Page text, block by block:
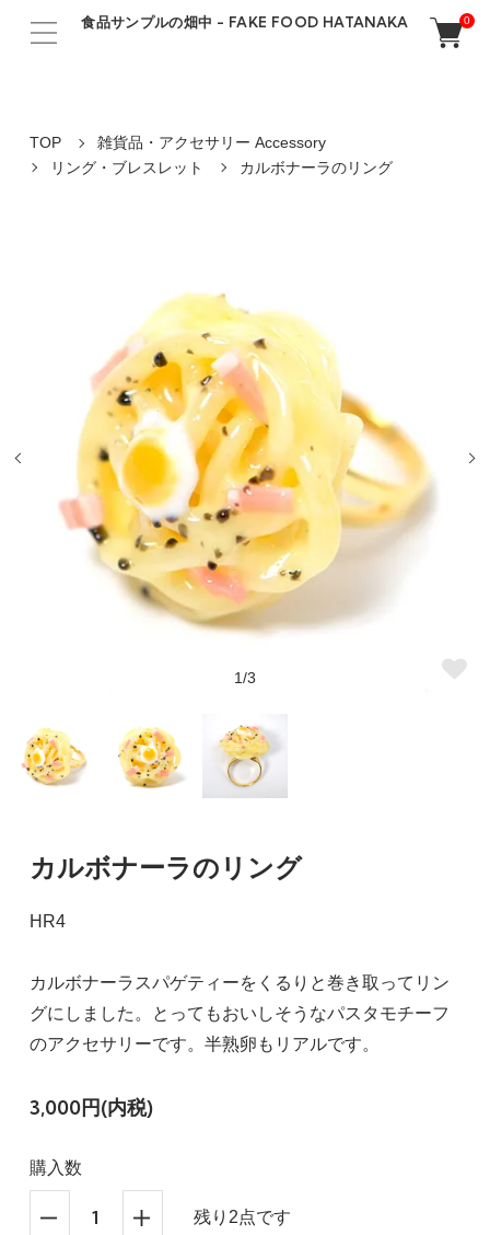
食品サンプルの畑中 - FAKE FOOD HATANAKA 0
TOP
雑貨品・アクセサリー Accessory
リング・ブレスレット
カルボナーラのリング
1/3
カルボナーラのリング
HR4
カルボナーラスパゲティーをくるりと巻き取ってリン
グにしました。とってもおいしそうなパスタモチーフ
のアクセサリーです。半熟卵もリアルです。
3,000円(内税)
購入数
残り2点です